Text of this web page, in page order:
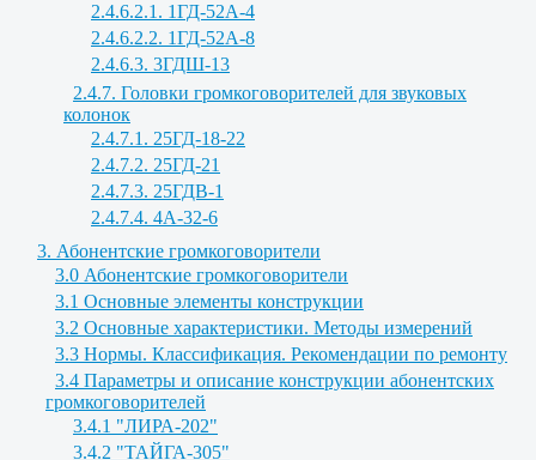
2.4.6.2.1. 1ГД-52А-4
2.4.6.2.2. 1ГД-52А-8
2.4.6.3. 3ГДШ-13
2.4.7. Головки громкоговорителей для звуковых
колонок
2.4.7.1. 25ГД-18-22
2.4.7.2. 25ГД-21
2.4.7.3. 25ГДВ-1
2.4.7.4. 4А-32-6
3. Абонентские громкоговорители
3.0 Абонентские громкоговорители
3.1 Основные элементы конструкции
3.2 Основные характеристики. Методы измерений
3.3 Нормы. Классификация. Рекомендации по ремонту
3.4 Параметры и описание конструкции абонентских
громкоговорителей
3.4.1 "ЛИРА-202"
3.4.2 "ТАЙГА-305"